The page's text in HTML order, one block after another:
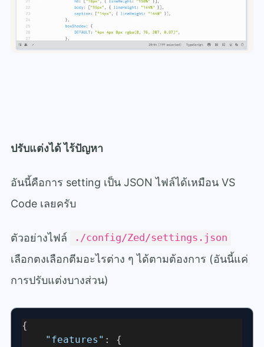
ปรับแต่งได้ ไร้ปัญหา
อันนี้คือการ setting เป็น JSON ไฟล์ได้เหมือน VS
Code เลยครับ
ตัวอย่างไฟล์ ./config/Zed/settings.json
เลือกตงเลือกตีมอะไรต่าง ๆ ได้ตามต้องการ (อันนี้แค่
การปรับแต่งบางส่วน)
{
"features" : {